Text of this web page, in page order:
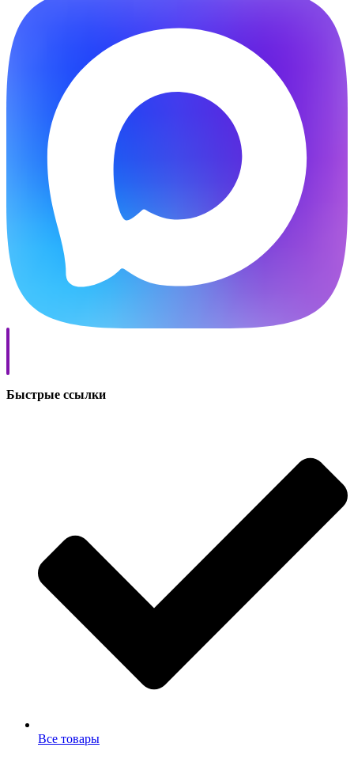
Быстрые ссылки
Все товары